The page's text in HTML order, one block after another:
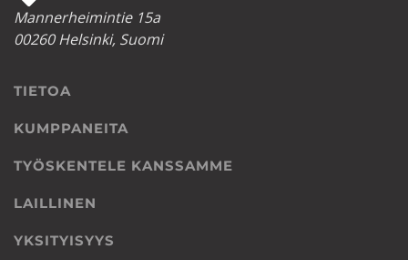
Mannerheimintie 15a
00260 Helsinki, Suomi
TIETOA
KUMPPANEITA
TYÖSKENTELE KANSSAMME
LAILLINEN
YKSITYISYYS